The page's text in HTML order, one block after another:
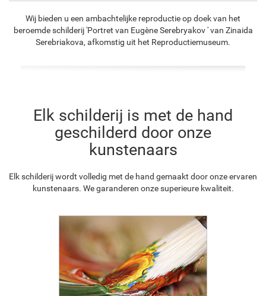
Wij bieden u een ambachtelijke reproductie op doek van het
beroemde schilderij 'Portret van Eugène Serebryakov ' van Zinaida
Serebriakova, afkomstig uit het Reproductiemuseum.
Elk schilderij is met de hand
geschilderd door onze
kunstenaars
Elk schilderij wordt volledig met de hand gemaakt door onze ervaren
kunstenaars. We garanderen onze superieure kwaliteit.